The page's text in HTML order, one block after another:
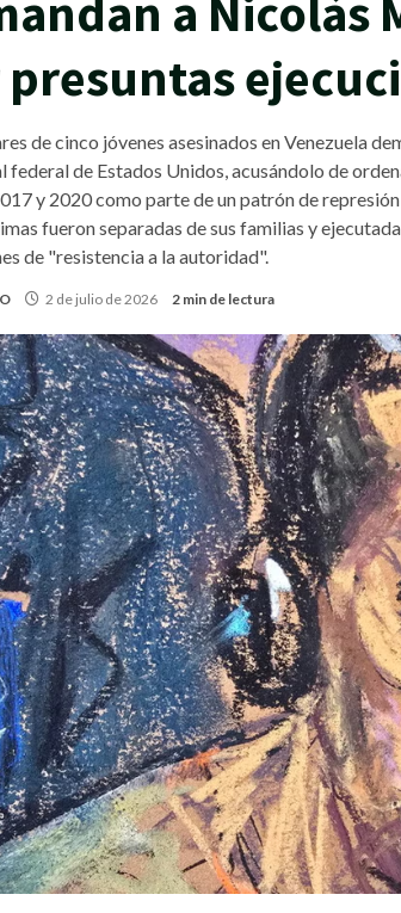
a Nicolás
de cinco jóvenes asesinados en Venezuela
federal de Estados Unidos, acusándolo de
y 2020 como parte de un patrón de
fueron separadas de sus familias y
de "resistencia a la autoridad".
2 de julio de 2026 2 min de lectura